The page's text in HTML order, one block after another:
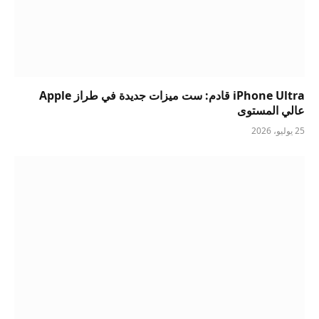
iPhone Ultra قادم: ست ميزات جديدة في طراز Apple
عالي المستوى
25 يوليو، 2026